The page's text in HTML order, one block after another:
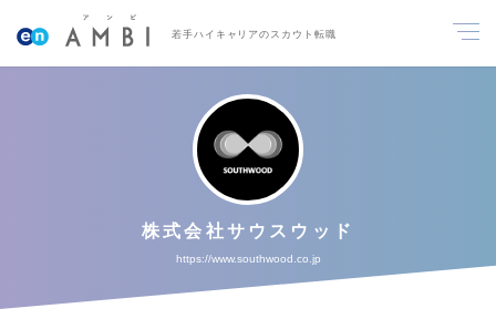
若手ハイキャリアのスカウト転職
株式会社サウスウッド
https://www.southwood.co.jp